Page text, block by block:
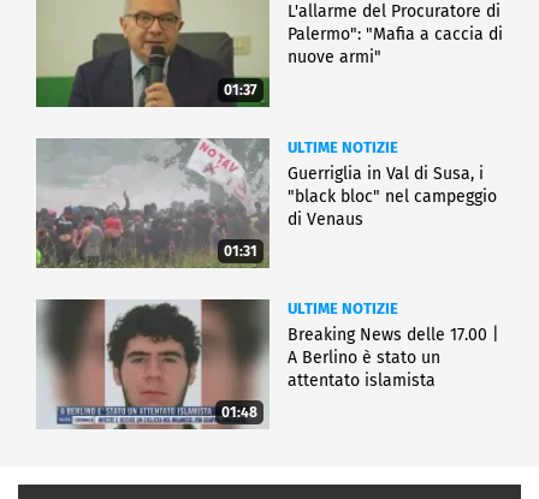
01:37
L'allarme del Procuratore di
Palermo": "Mafia a caccia di
nuove armi"
01:31
ULTIME NOTIZIE
Guerriglia in Val di Susa, i
"black bloc" nel campeggio
di Venaus
01:48
ULTIME NOTIZIE
Breaking News delle 17.00 |
A Berlino è stato un
attentato islamista